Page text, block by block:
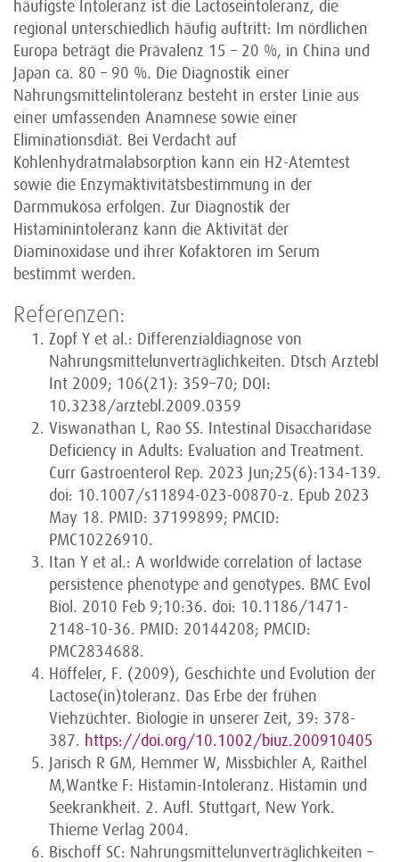
häufigste Intoleranz ist die Lactoseintoleranz, die
regional unterschiedlich häufig auftritt: Im nördlichen
Europa beträgt die Prävalenz 15 – 20 %, in China und
Japan ca. 80 – 90 %. Die Diagnostik einer
Nahrungsmittelintoleranz besteht in erster Linie aus
einer umfassenden Anamnese sowie einer
Eliminationsdiät. Bei Verdacht auf
Kohlenhydratmalabsorption kann ein H2-Atemtest
sowie die Enzymaktivitätsbestimmung in der
Darmmukosa erfolgen. Zur Diagnostik der
Histaminintoleranz kann die Aktivität der
Diaminoxidase und ihrer Kofaktoren im Serum
bestimmt werden.
Referenzen:
Zopf Y et al.: Differenzialdiagnose von
Nahrungsmittelunverträglichkeiten. Dtsch Arztebl
Int 2009; 106(21): 359–70; DOI:
10.3238/arztebl.2009.0359
Viswanathan L, Rao SS. Intestinal Disaccharidase
Deficiency in Adults: Evaluation and Treatment.
Curr Gastroenterol Rep. 2023 Jun;25(6):134-139.
doi: 10.1007/s11894-023-00870-z. Epub 2023
May 18. PMID: 37199899; PMCID:
PMC10226910.
Itan Y et al.: A worldwide correlation of lactase
persistence phenotype and genotypes. BMC Evol
Biol. 2010 Feb 9;10:36. doi: 10.1186/1471-
2148-10-36. PMID: 20144208; PMCID:
PMC2834688.
Höffeler, F. (2009), Geschichte und Evolution der
Lactose(in)toleranz. Das Erbe der frühen
Viehzüchter. Biologie in unserer Zeit, 39: 378-
387. https://doi.org/10.1002/biuz.200910405
Jarisch R GM, Hemmer W, Missbichler A, Raithel
M,Wantke F: Histamin-Intoleranz. Histamin und
Seekrankheit. 2. Aufl. Stuttgart, New York.
Thieme Verlag 2004.
Bischoff SC: Nahrungsmittelunverträglichkeiten –